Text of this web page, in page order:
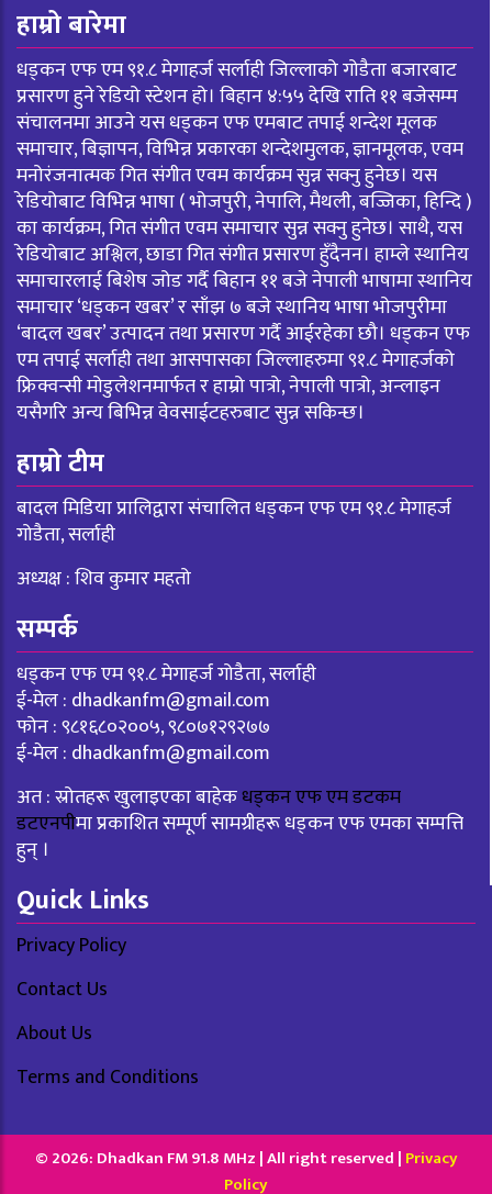
हाम्रो बारेमा
धड्कन एफ एम ९१.८ मेगाहर्ज सर्लाही जिल्लाको गोडैता बजारबाट
प्रसारण हुने रेडियो स्टेशन हो। बिहान ४:५५ देखि राति ११ बजेसम्म
संचालनमा आउने यस धड्कन एफ एमबाट तपाई शन्देश मूलक
समाचार, बिज्ञापन, विभिन्न प्रकारका शन्देशमुलक, ज्ञानमूलक, एवम
मनोरंजनात्मक गित संगीत एवम कार्यक्रम सुन्न सक्नु हुनेछ। यस
रेडियोबाट विभिन्न भाषा ( भोजपुरी, नेपालि, मैथली, बज्जिका, हिन्दि )
का कार्यक्रम, गित संगीत एवम समाचार सुन्न सक्नु हुनेछ। साथै, यस
रेडियोबाट अश्लिल, छाडा गित संगीत प्रसारण हुँदैनन। हाम्ले स्थानिय
समाचारलाई बिशेष जोड गर्दै बिहान ११ बजे नेपाली भाषामा स्थानिय
समाचार ‘धड्कन खबर’ र साँझ ७ बजे स्थानिय भाषा भोजपुरीमा
‘बादल खबर’ उत्पादन तथा प्रसारण गर्दै आईरहेका छौ। धड्कन एफ
एम तपाई सर्लाही तथा आसपासका जिल्लाहरुमा ९१.८ मेगाहर्जको
फ्रिक्वन्सी मोडुलेशनमार्फत र हाम्रो पात्रो, नेपाली पात्रो, अन्लाइन
यसैगरि अन्य बिभिन्न वेवसाईटहरुबाट सुन्न सकिन्छ।
हाम्रो टीम
बादल मिडिया प्रालिद्वारा संचालित धड्कन एफ एम ९१.८ मेगाहर्ज
गोडैता, सर्लाही
अध्यक्ष : शिव कुमार महतो
सम्पर्क
धड्कन एफ एम ९१.८ मेगाहर्ज गोडैता, सर्लाही
ई-मेल : dhadkanfm@gmail.com
फोन : ९८१६८०२००५, ९८०७१२९२७७
ई-मेल : dhadkanfm@gmail.com
अत : स्रोतहरू खुलाइएका बाहेकधड्कन एफ एम डटकम
डटएनपीमा प्रकाशित सम्पूर्ण सामग्रीहरू धड्कन एफ एमका सम्पत्ति
हुन् ।
Quick Links
Privacy Policy
Contact Us
About Us
Terms and Conditions
© 2026: Dhadkan FM 91.8 MHz | All right reserved | Privacy
Policy